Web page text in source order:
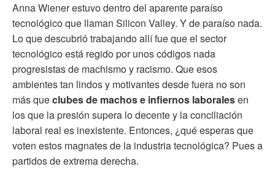
Anna Wiener estuvo dentro del aparente paraíso
tecnológico que llaman Silicon Valley. Y de paraíso nada.
Lo que descubrió trabajando allí fue que el sector
tecnológico está regido por unos códigos nada
progresistas de machismo y racismo. Que esos
ambientes tan lindos y motivantes desde fuera no son
más queclubes de machos e infiernos laboralesen
los que la presión supera lo decente y la conciliación
laboral real es inexistente. Entonces, ¿qué esperas que
voten estos magnates de la industria tecnológica? Pues a
partidos de extrema derecha.